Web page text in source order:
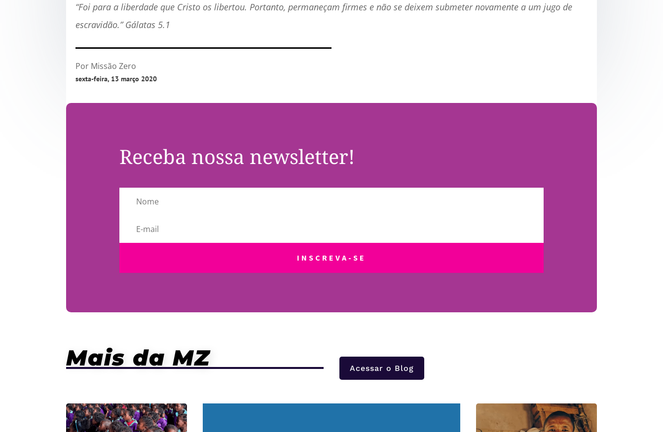
“Foi para a liberdade que Cristo os libertou. Portanto, permaneçam firmes e não se deixem submeter novamente a um jugo de
escravidão.” Gálatas 5.1
Por Missão Zero
sexta-feira, 13 março 2020
Receba nossa newsletter!
INSCREVA-SE
Mais da MZ Acessar o Blog